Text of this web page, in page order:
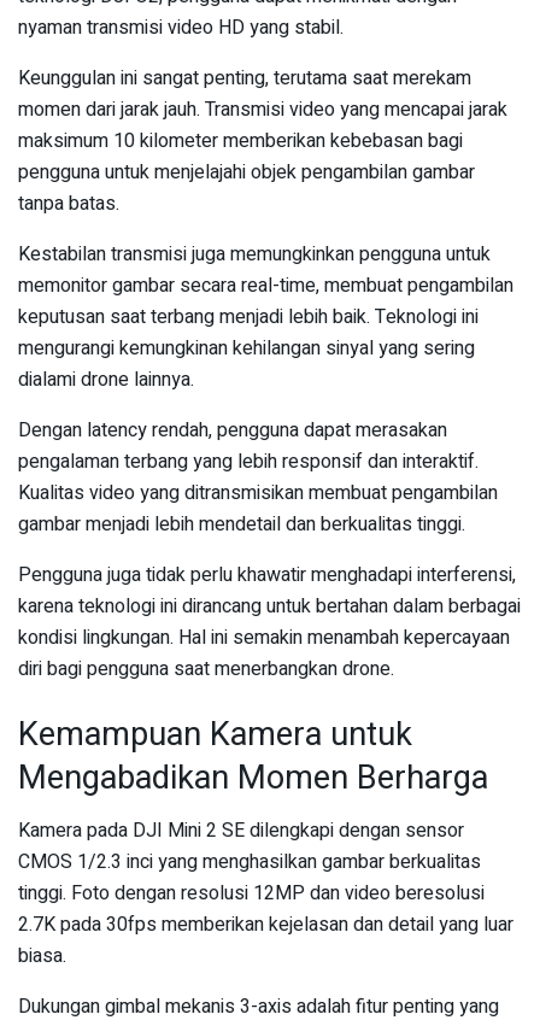
nyaman transmisi video HD yang stabil.
Keunggulan ini sangat penting, terutama saat merekam
momen dari jarak jauh. Transmisi video yang mencapai jarak
maksimum 10 kilometer memberikan kebebasan bagi
pengguna untuk menjelajahi objek pengambilan gambar
tanpa batas.
Kestabilan transmisi juga memungkinkan pengguna untuk
memonitor gambar secara real-time, membuat pengambilan
keputusan saat terbang menjadi lebih baik. Teknologi ini
mengurangi kemungkinan kehilangan sinyal yang sering
dialami drone lainnya.
Dengan latency rendah, pengguna dapat merasakan
pengalaman terbang yang lebih responsif dan interaktif.
Kualitas video yang ditransmisikan membuat pengambilan
gambar menjadi lebih mendetail dan berkualitas tinggi.
Pengguna juga tidak perlu khawatir menghadapi interferensi,
karena teknologi ini dirancang untuk bertahan dalam berbagai
kondisi lingkungan. Hal ini semakin menambah kepercayaan
diri bagi pengguna saat menerbangkan drone.
Kemampuan Kamera untuk
Mengabadikan Momen Berharga
Kamera pada DJI Mini 2 SE dilengkapi dengan sensor
CMOS 1/2.3 inci yang menghasilkan gambar berkualitas
tinggi. Foto dengan resolusi 12MP dan video beresolusi
2.7K pada 30fps memberikan kejelasan dan detail yang luar
biasa.
Dukungan gimbal mekanis 3-axis adalah fitur penting yang